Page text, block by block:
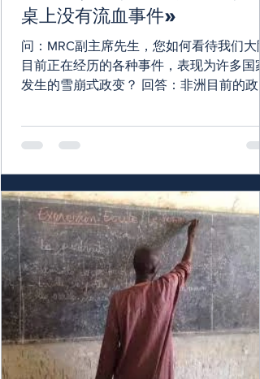
桌上没有流血事件»
问：MRC副主席先生，您如何看待我们大
目前正在经历的各种事件，表现为许多国
发生的雪崩式政变？ 回答：非洲目前的政
中非，都存在违宪的权力夺取和没收任何
主成果。 这种情况的基础是由这些殖民者